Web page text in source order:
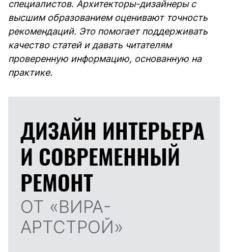
специалистов. Архитекторы-дизайнеры с
высшим образованием оценивают точность
рекомендаций. Это помогает поддерживать
качество статей и давать читателям
проверенную информацию, основанную на
практике.
ДИЗАЙН ИНТЕРЬЕРА
И СОВРЕМЕННЫЙ
РЕМОНТ
ОТ «ВИРА-
АРТСТРОЙ»